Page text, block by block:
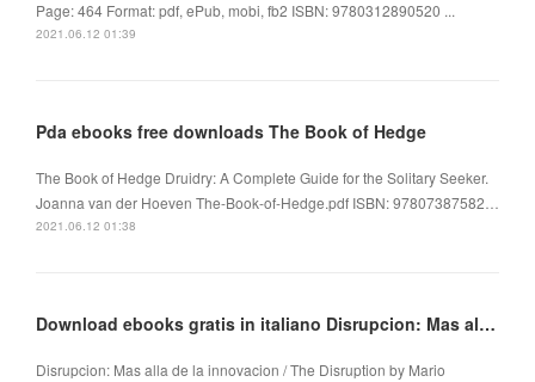
Page: 464 Format: pdf, ePub, mobi, fb2 ISBN: 9780312890520 ...
2021.06.12 01:39
Pda ebooks free downloads The Book of Hedge
The Book of Hedge Druidry: A Complete Guide for the Solitary Seeker.
Joanna van der Hoeven The-Book-of-Hedge.pdf ISBN: 97807387582…
2021.06.12 01:38
Download ebooks gratis in italiano Disrupcion: Mas alla de la innovacion / The Disruption
Disrupcion: Mas alla de la innovacion / The Disruption by Mario